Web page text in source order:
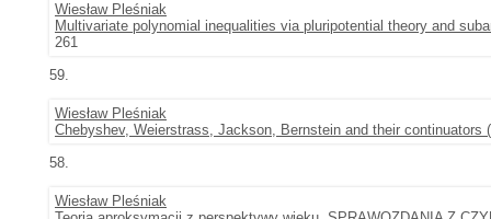
Wiesław Pleśniak
Multivariate polynomial inequalities via pluripotential theory and
261
59.
Wiesław Pleśniak
Chebyshev, Weierstrass, Jackson, Bernstein and their continuators
58.
Wiesław Pleśniak